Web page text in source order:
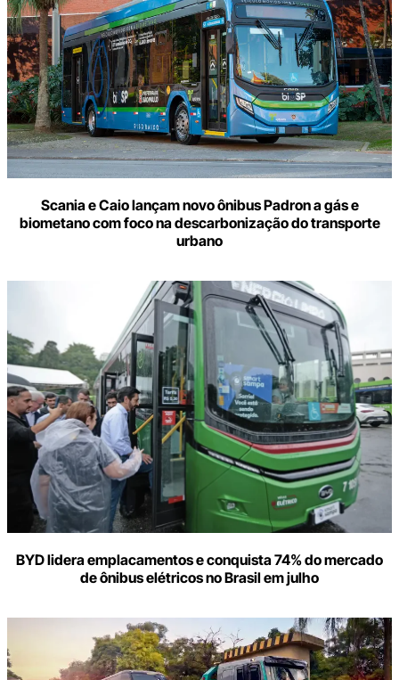
Scania e Caio lançam novo ônibus Padron a gás e
biometano com foco na descarbonização do transporte
urbano
BYD lidera emplacamentos e conquista 74% do mercado
de ônibus elétricos no Brasil em julho